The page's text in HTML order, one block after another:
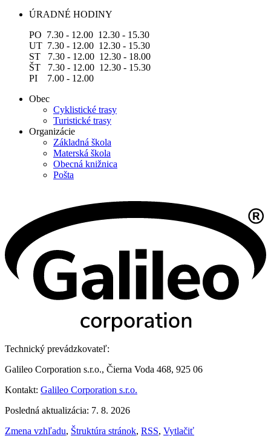
ÚRADNÉ HODINY
PO 7.30 - 12.00 12.30 - 15.30
UT 7.30 - 12.00 12.30 - 15.30
ST 7.30 - 12.00 12.30 - 18.00
ŠT 7.30 - 12.00 12.30 - 15.30
PI 7.00 - 12.00
Obec
Cyklistické trasy
Turistické trasy
Organizácie
Základná škola
Materská škola
Obecná knižnica
Pošta
Technický prevádzkovateľ:
Galileo Corporation s.r.o., Čierna Voda 468, 925 06
Kontakt: Galileo Corporation s.r.o.
Posledná aktualizácia: 7. 8. 2026
Zmena vzhľadu, Štruktúra stránok, RSS, Vytlačiť